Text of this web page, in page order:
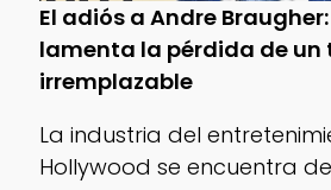
El adiós a Andre
lamenta la pérdida de un
irremplazable
La industria del
Hollywood se encuentra